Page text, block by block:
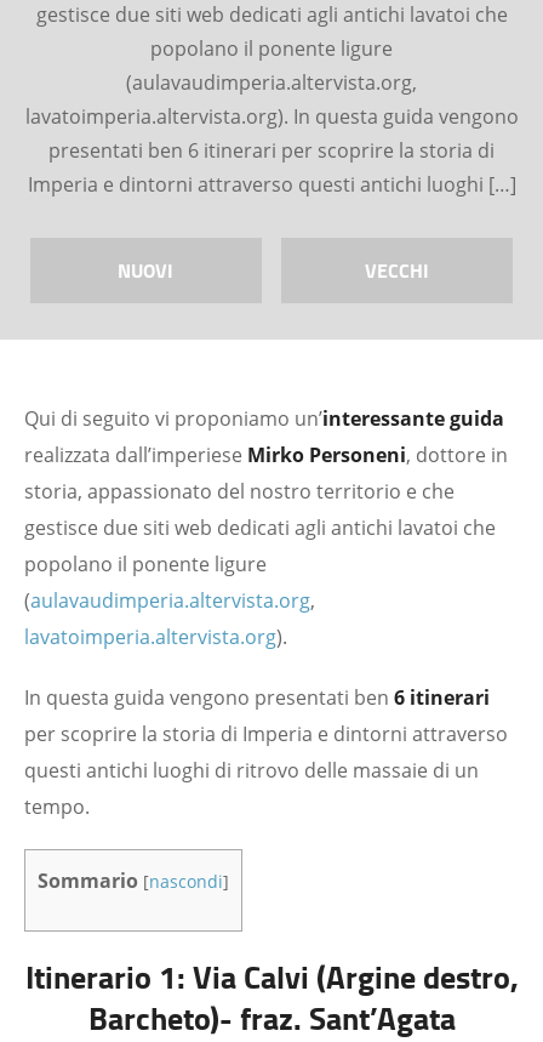
gestisce due siti web dedicati agli antichi lavatoi che
popolano il ponente ligure
(aulavaudimperia.altervista.org,
lavatoimperia.altervista.org). In questa guida vengono
presentati ben 6 itinerari per scoprire la storia di
Imperia e dintorni attraverso questi antichi luoghi […]
NUOVI VECCHI
Qui di seguito vi proponiamo un’interessante guida
realizzata dall’imperiese Mirko Personeni, dottore in
storia, appassionato del nostro territorio e che
gestisce due siti web dedicati agli antichi lavatoi che
popolano il ponente ligure
(aulavaudimperia.altervista.org,
lavatoimperia.altervista.org).
In questa guida vengono presentati ben 6 itinerari
per scoprire la storia di Imperia e dintorni attraverso
questi antichi luoghi di ritrovo delle massaie di un
tempo.
Sommario [nascondi]
Itinerario 1: Via Calvi (Argine destro,
Barcheto)- fraz. Sant’Agata